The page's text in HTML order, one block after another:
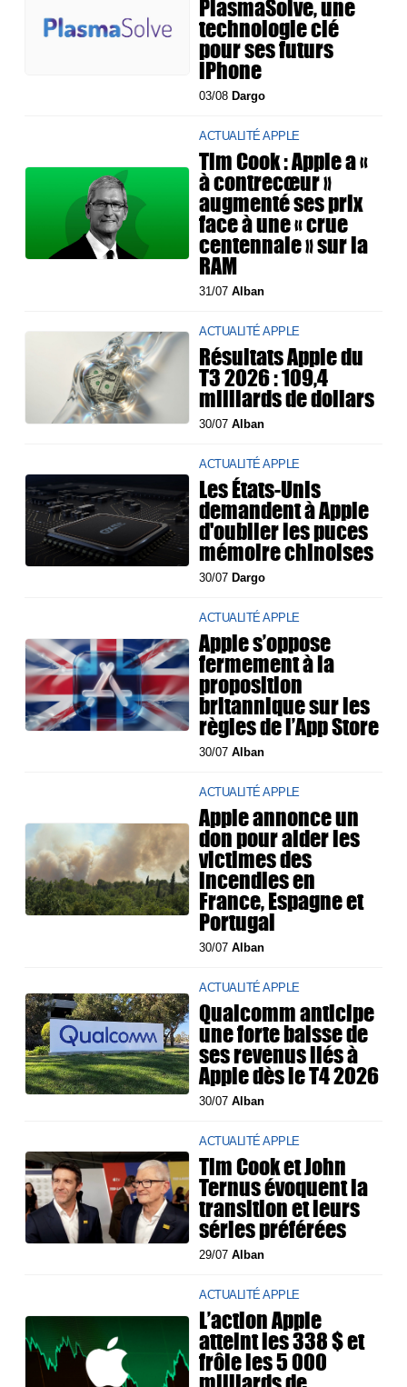
PlasmaSolve, une
technologie clé
pour ses futurs
iPhone
03/08Dargo
ACTUALITÉ APPLE
Tim Cook : Apple a «
à contrecœur »
augmenté ses prix
face à une « crue
centennale » sur la
RAM
31/07Alban
ACTUALITÉ APPLE
Résultats Apple du
T3 2026 : 109,4
milliards de dollars
30/07Alban
ACTUALITÉ APPLE
Les États-Unis
demandent à Apple
d'oublier les puces
mémoire chinoises
30/07Dargo
ACTUALITÉ APPLE
Apple s’oppose
fermement à la
proposition
britannique sur les
règles de l’App Store
30/07Alban
ACTUALITÉ APPLE
Apple annonce un
don pour aider les
victimes des
incendies en
France, Espagne et
Portugal
30/07Alban
ACTUALITÉ APPLE
Qualcomm anticipe
une forte baisse de
ses revenus liés à
Apple dès le T4 2026
30/07Alban
ACTUALITÉ APPLE
Tim Cook et John
Ternus évoquent la
transition et leurs
séries préférées
29/07Alban
ACTUALITÉ APPLE
L’action Apple
atteint les 338 $ et
frôle les 5 000